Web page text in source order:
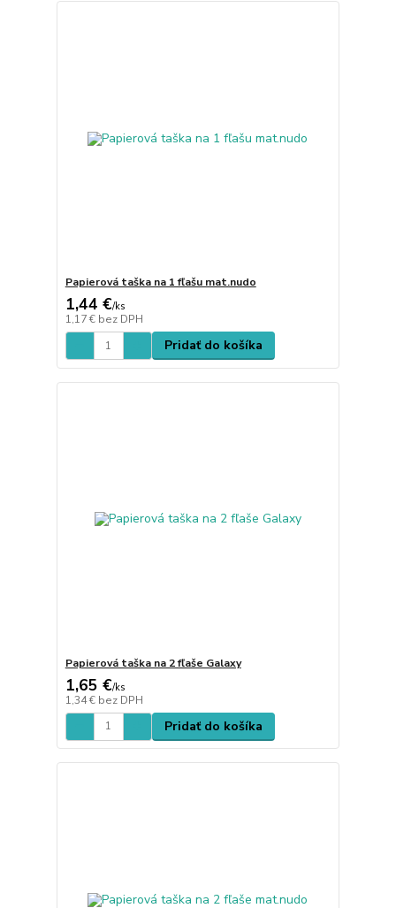
Papierová taška na 1 fľašu mat.nudo
1,44 €/ks
1,17 € bez DPH
Pridať do košíka
Papierová taška na 2 fľaše Galaxy
1,65 €/ks
1,34 € bez DPH
Pridať do košíka